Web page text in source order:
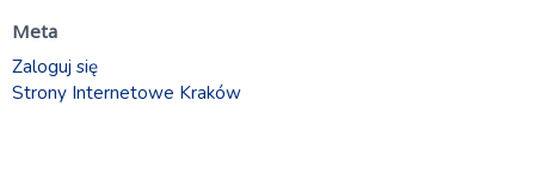
Meta
Zaloguj się
Strony Internetowe Kraków